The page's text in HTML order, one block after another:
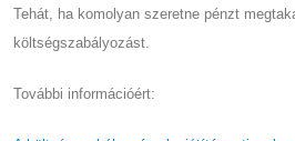
Tehát, ha komolyan szeretne pénzt
költségszabályozást.
További információért: